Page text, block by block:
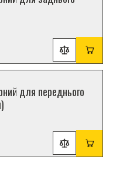
для переднього